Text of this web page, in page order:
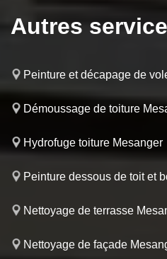
Autres
Peinture et décapage de
Démoussage de toiture
Hydrofuge toiture Mesanger
Peinture dessous de toit et
Nettoyage de terrasse
Nettoyage de façade